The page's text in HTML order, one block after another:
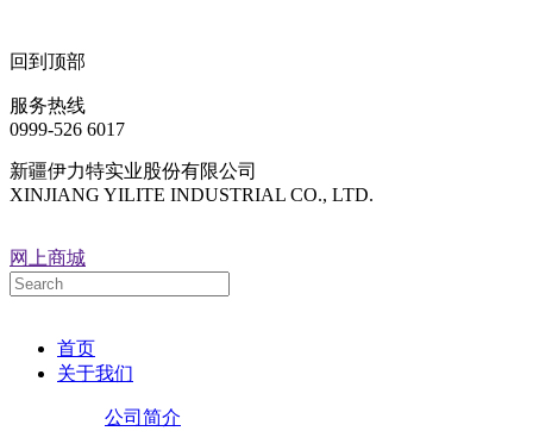
回到顶部
服务热线
0999-526 6017
新疆伊力特实业股份有限公司
XINJIANG YILITE INDUSTRIAL CO., LTD.
网上商城
首页
关于我们
公司简介